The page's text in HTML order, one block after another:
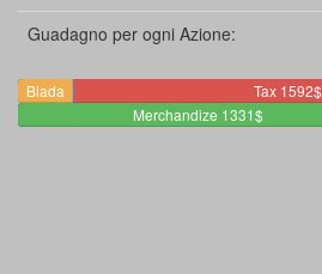
Guadagno per ogni Azione:
Biada Staff
Tax 1592$
Merchandize 1331$